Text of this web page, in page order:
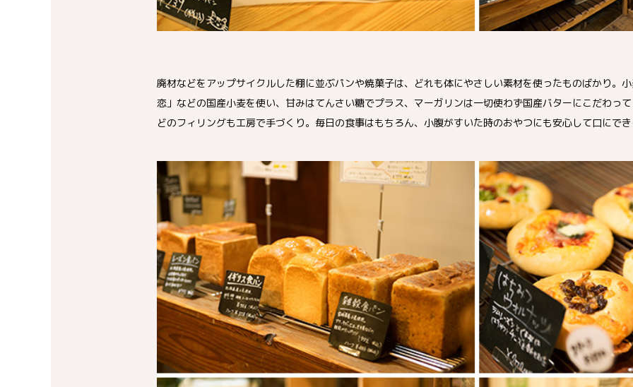
廃材などをアップサイクルした棚に並ぶパンや焼菓子は、どれも体にやさしい素材を使ったものばかり。
恋」などの国産小麦を使い、甘みはてんさい糖でプラス、マーガリンは一切使わず国産バターにこだわっ
どのフィリングも工房で手づくり。毎日の食事はもちろん、小腹がすいた時のおやつにも安心して口にで